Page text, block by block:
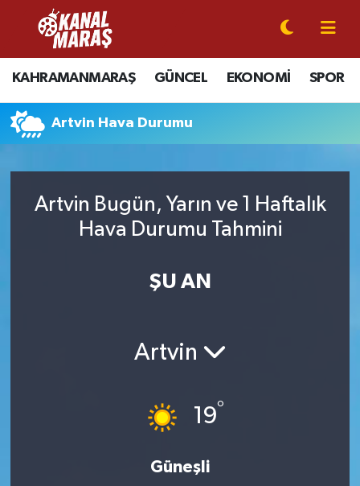
KAHRAMANMARAŞ GÜNCEL EKONOMİ SPOR
Artvin Hava Durumu
Artvin Bugün, Yarın ve 1 Haftalık
Hava Durumu Tahmini
ŞU AN
Artvin
19°
Güneşli
CANLI YAYIN
KAHRAMANMARAŞ
GÜNCEL
SİYASET
Kahramanmaraş Nöbetçi Eczaneler
Kahramanmaraş Hava Durumu
Kahramanmaraş Namaz Vakitleri
Süper Lig Puan Durumu ve Fikstür